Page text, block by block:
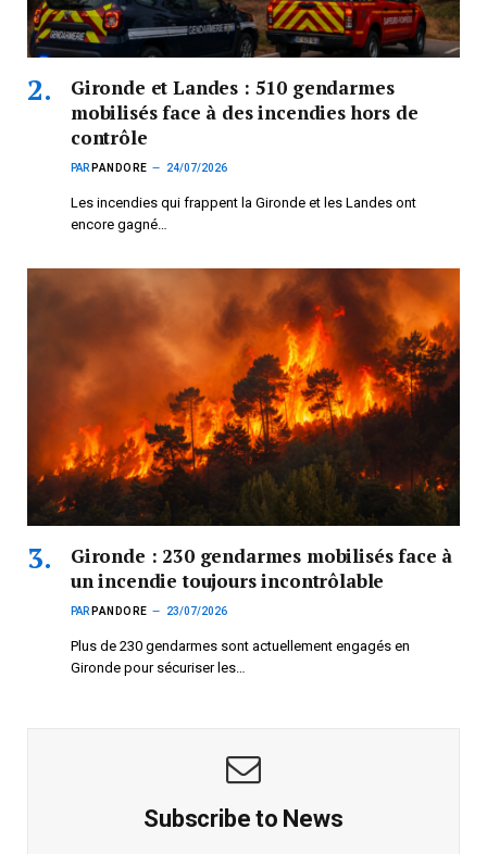
Gironde et Landes : 510 gendarmes
mobilisés face à des incendies hors de
contrôle
PAR PANDORE 24/07/2026
Les incendies qui frappent la Gironde et les Landes ont
encore gagné…
Gironde : 230 gendarmes mobilisés face à
un incendie toujours incontrôlable
PAR PANDORE 23/07/2026
Plus de 230 gendarmes sont actuellement engagés en
Gironde pour sécuriser les…
Subscribe to News